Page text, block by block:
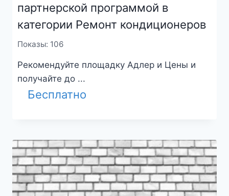
партнерской программой в
категории Ремонт кондиционеров
Показы: 106
Рекомендуйте площадку Адлер и Цены и
получайте до ...
Бесплатно